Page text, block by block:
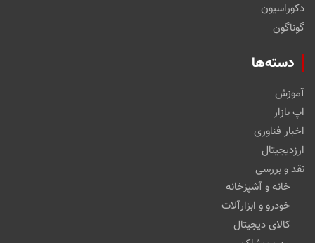
دکوراسیون
گوناگون
دسته‌ها
آموزش
اپ بازار
اخبار فناوری
ارزدیجیتال
نقد و بررسی
خانه و آشپزخانه
خودرو و ابزارآلات
کالای دیجیتال